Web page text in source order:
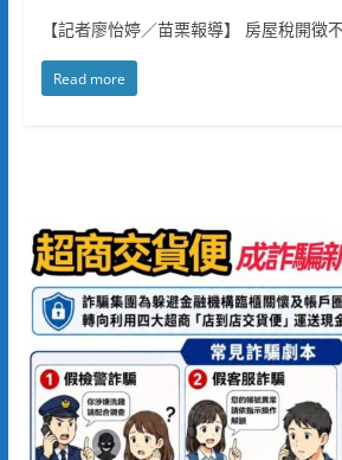
【記者廖怡婷／苗栗報導】 房屋稅開徵
Read more